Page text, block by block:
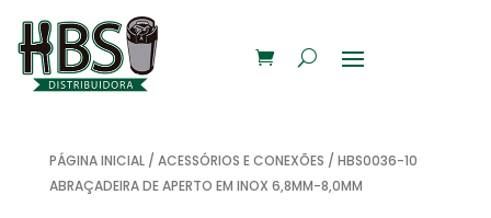
PÁGINA INICIAL/ ACESSÓRIOS E CONEXÕES / HBS0036-10
ABRAÇADEIRA DE APERTO EM INOX 6,8MM-8,0MM